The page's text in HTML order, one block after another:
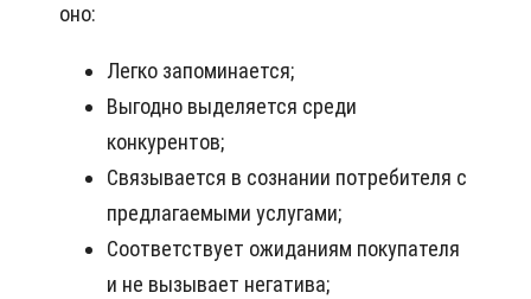
оно:
Легко запоминается;
Выгодно выделяется среди
конкурентов;
Связывается в сознании потребителя с
предлагаемыми услугами;
Соответствует ожиданиям покупателя
и не вызывает негатива;